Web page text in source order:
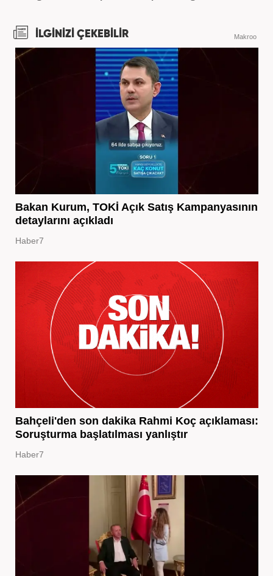
İLGİNİZİ ÇEKEBİLİR Makroo
Bakan Kurum, TOKİ Açık Satış Kampanyasının
detaylarını açıkladı
Haber7
Bahçeli'den son dakika Rahmi Koç açıklaması:
Soruşturma başlatılması yanlıştır
Haber7